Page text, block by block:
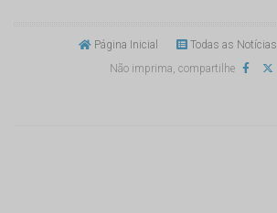
Página Inicial Todas as Notícias
Não imprima, compartilhe